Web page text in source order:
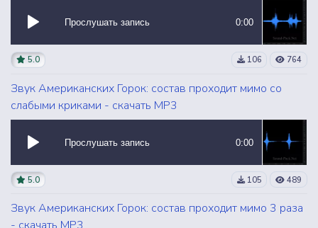
Прослушать запись 0:00
5.0 106 764
Звук Американских Горок: состав проходит мимо со
слабыми криками - скачать MP3
Прослушать запись 0:00
5.0 105 489
Звук Американских Горок: состав проходит мимо 3 раза